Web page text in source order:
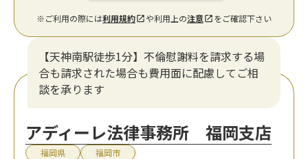
※ご利用の際には利用規約 や利用上の注意 をご確認下さい
【天神南駅徒歩1分】不倫慰謝料を請求する場
合も請求された場合も費用面に配慮してご相
談を承ります
アディーレ法律事務所 福岡支店
福岡県 福岡市